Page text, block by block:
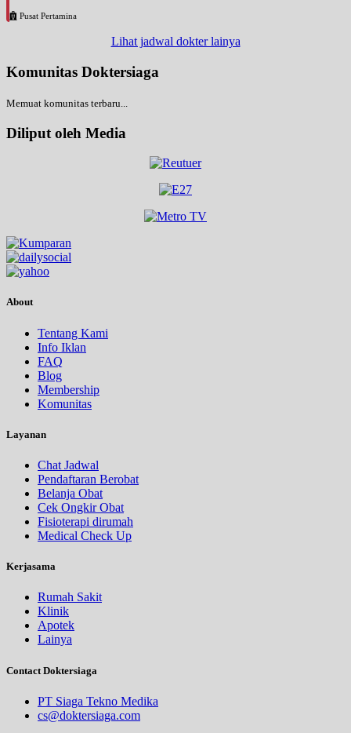
Pusat Pertamina
Lihat jadwal dokter lainya
Komunitas Doktersiaga
Memuat komunitas terbaru...
Diliput oleh Media
About
Tentang Kami
Info Iklan
FAQ
Blog
Membership
Komunitas
Layanan
Chat Jadwal
Pendaftaran Berobat
Belanja Obat
Cek Ongkir Obat
Fisioterapi dirumah
Medical Check Up
Kerjasama
Rumah Sakit
Klinik
Apotek
Lainya
Contact Doktersiaga
PT Siaga Tekno Medika
cs@doktersiaga.com